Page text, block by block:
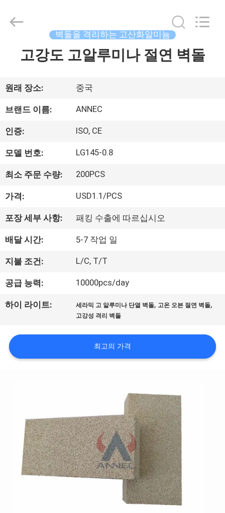
제
품
우
관
한
것
공
장
어
2020
Industrial
Rights
Reserved.
벽돌을 격리하는 고산화알미늄
고강도 고알루미나 절연 벽돌
원래 장소: 중국
브랜드 이름: ANNEC
인증: ISO, CE
모델 번호: LG145-0.8
최소 주문 수량: 200PCS
가격: USD1.1/PCS
포장 세부 사항: 패킹 수출에 따르십시오
배달 시간: 5-7 작업 일
지불 조건: L/C, T/T
공급 능력: 10000pcs/day
하이 라이트: 세라믹 고 알루미나 단열 벽돌, 고온 오븐 절연 벽돌,
고강성 격리 벽돌
최고의 가격